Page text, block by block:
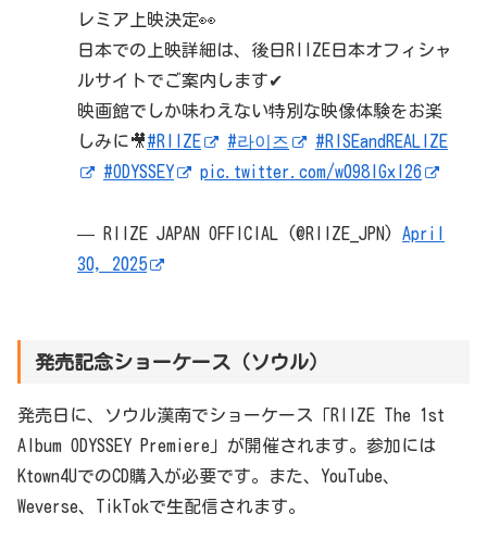
レミア上映決定👀
日本での上映詳細は、後日RIIZE日本オフィシャ
ルサイトでご案内します✔
映画館でしか味わえない特別な映像体験をお楽
しみに🎥#RIIZE #라이즈
#RISEandREALIZE
#ODYSSEY
pic.twitter.com/w098IGxl26
— RIIZE JAPAN OFFICIAL (@RIIZE_JPN) April
30, 2025
発売記念ショーケース（ソウル）
発売日に、ソウル漢南でショーケース「RIIZE The 1st
Album ODYSSEY Premiere」が開催されます。参加には
Ktown4UでのCD購入が必要です。また、YouTube、
Weverse、TikTokで生配信されます。